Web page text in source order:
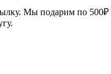
Мы подарим по 500₽